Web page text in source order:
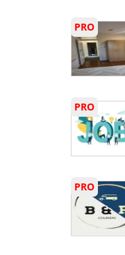
PRO
PRO
PRO